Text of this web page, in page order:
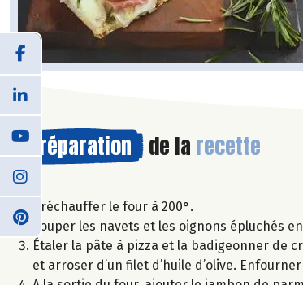
Préparation de la recette
Préchauffer le four à 200°.
Couper les navets et les oignons épluchés
Étaler la pâte à pizza et la badigeonner de
et arroser d’un filet d’huile d’olive.